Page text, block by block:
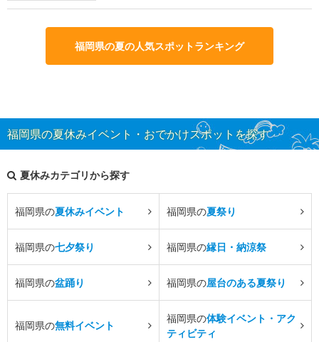
福岡県の夏の人気スポットランキング
福岡県の夏休みイベント・おでかけスポットを探す
夏休みカテゴリから探す
福岡県の夏休みイベント 福岡県の夏祭り
福岡県の七夕祭り 福岡県の縁日・納涼祭
福岡県の盆踊り 福岡県の屋台のある夏祭り
福岡県の無料イベント
福岡県の体験イベント・アク
ティビティ